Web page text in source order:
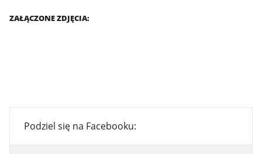
ZAŁĄCZONE ZDJĘCIA:
Podziel się na Facebooku: